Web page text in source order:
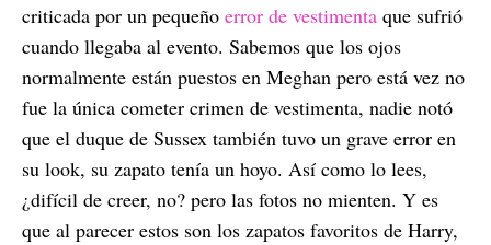
criticada por un pequeño error de vestimenta que sufrió
cuando llegaba al evento. Sabemos que los ojos
normalmente están puestos en Meghan pero está vez no
fue la única cometer crimen de vestimenta, nadie notó
que el duque de Sussex también tuvo un grave error en
su look, su zapato tenía un hoyo. Así como lo lees,
¿difícil de creer, no? pero las fotos no mienten. Y es
que al parecer estos son los zapatos favoritos de Harry,